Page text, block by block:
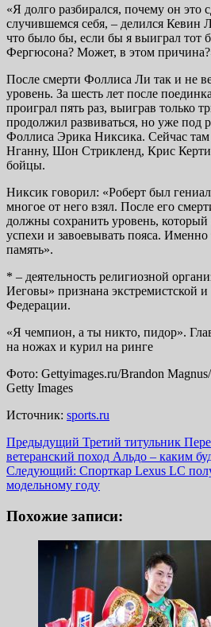
«Я долго разбирался, почему он это
случившемся себя, – делился Кевин
что было бы, если бы я выиграл тот
Фергюсона? Может, в этом
После смерти Фоллиса Ли так и не
уровень. За шесть лет после
проиграл пять раз, выиграв только
продолжил развиваться, но уже под
Фоллиса Эрика Никсика. Сейчас
Нганну, Шон Стрикленд, Крис
бойцы.
Никсик говорил: «Роберт был
многое от него взял. После его
должны сохранить уровень,
успехи и завоевывать пояса.
память».
* – деятельность религиозной
Иеговы» признана экстремистской
Федерации.
«Я чемпион, а ты никто, пидор».
на ножах и курил на ринге
Фото: Gettyimages.ru/Brandon
Getty Images
Источник: sports.ru
Навигация
записи
Предыдущий Третий титульник
ветеранский поход Альдо – каким
Следующий: Спорткар Lexus LC
модельному году
Похожие записи: